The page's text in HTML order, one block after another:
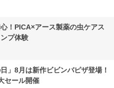
！PICA×アース製薬の虫ケアス
プ体験
」8月は新作ビビンバピザ登場！
セール開催